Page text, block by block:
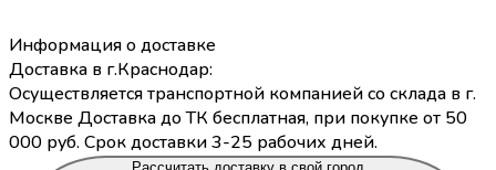
Информация о доставке
Доставка в г.Краснодар:
Осуществляется транспортной компанией со склада в г.
Москве Доставка до ТК бесплатная, при покупке от 50
000 руб. Срок доставки 3-25 рабочих дней.